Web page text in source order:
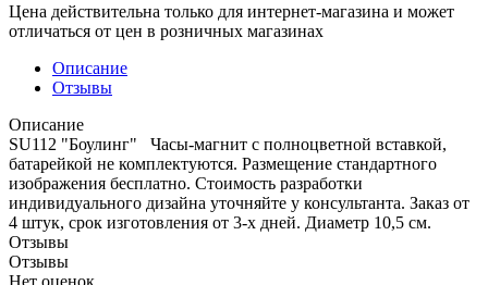
Цена действительна только для интернет-магазина и может
отличаться от цен в розничных магазинах
Описание
Отзывы
Описание
SU112 "Боулинг" Часы-магнит с полноцветной вставкой,
батарейкой не комплектуются. Размещение стандартного
изображения бесплатно. Стоимость разработки
индивидуального дизайна уточняйте у консультанта. Заказ от
4 штук, срок изготовления от 3-х дней. Диаметр 10,5 см.
Отзывы
Отзывы
Нет оценок